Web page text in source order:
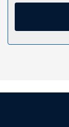
comodidades,
Servicios hotel
Aprovecha los